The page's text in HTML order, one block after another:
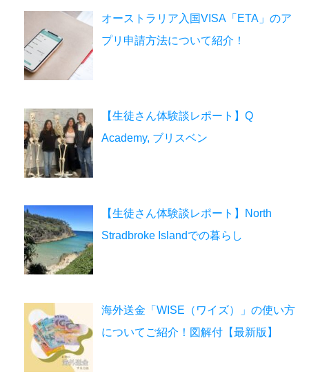
オーストラリア入国VISA「ETA」のア
プリ申請方法について紹介！
【生徒さん体験談レポート】Q
Academy, ブリスベン
【生徒さん体験談レポート】North
Stradbroke Islandでの暮らし
海外送金「WISE（ワイズ）」の使い方
についてご紹介！図解付【最新版】